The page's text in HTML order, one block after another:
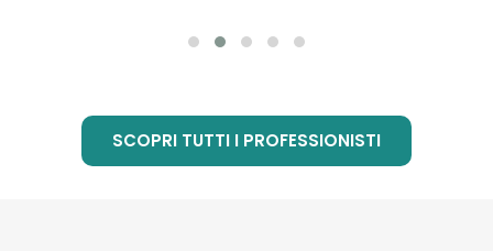
SCOPRI TUTTI I PROFESSIONISTI